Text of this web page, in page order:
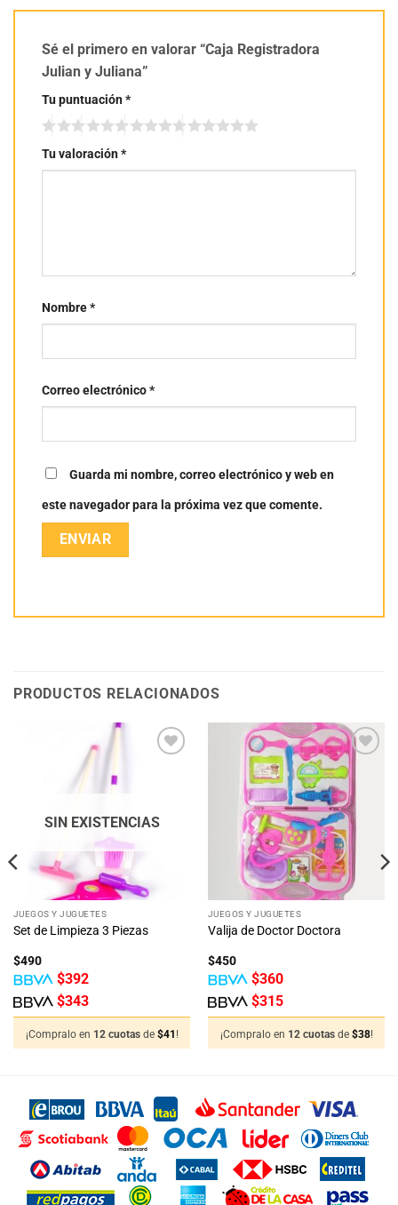
Sé el primero en valorar “Caja Registradora
Julian y Juliana”
Tu puntuación*
Tu valoración*
Nombre*
Correo electrónico*
Guarda mi nombre, correo electrónico y web en
este navegador para la próxima vez que comente.
PRODUCTOS RELACIONADOS
deseos
SIN EXISTENCIAS
JUEGOS Y JUGUETES
Set de Limpieza 3 Piezas
$490
$392
$343
¡Compralo en 12 cuotas de $41 !
Añadir
a la
lista
de
deseos
JUEGOS Y JUGUETES
Valija de Doctor Doctora
$450
$360
$315
¡Compralo en 12 cuotas de $38!